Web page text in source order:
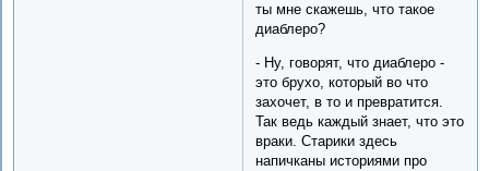
ты мне скажешь, что такое
диаблеро?
- Ну, говорят, что диаблеро -
это брухо, который во что
захочет, в то и превратится.
Так ведь каждый знает, что это
враки. Старики здесь
напичканы историями про